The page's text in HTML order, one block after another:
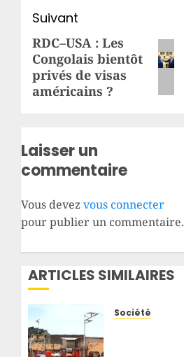
Suivant
Article
suivant:
RDC–USA : Les
Congolais bientôt
privés de visas
américains ?
Laisser un
commentaire
Vous devezvous connecter
pour publier un commentaire.
ARTICLES SIMILAIRES
Société